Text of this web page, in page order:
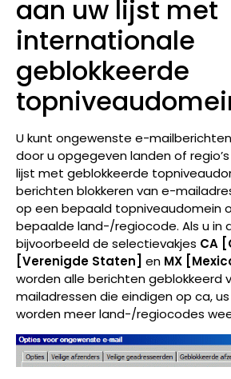
aan uw lijst met
internationale
geblokkeerde
U kunt ongewenste e-
door u opgegeven landen of
lijst met geblokkeerde
berichten blokkeren van e-
op een bepaald topniveaudomein
bepaalde land-/regiocode. Als u in
bijvoorbeeld de selectievakjes CA
[Verenigde Staten] en MX
worden alle berichten geblokkeerd
mailadressen die eindigen op ca,
worden meer land-/regiocodes